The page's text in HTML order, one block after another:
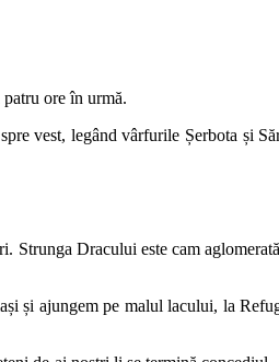
ore în urmă.
vest, legând vârfurile Șerbota și
Dracului este cam
și ajungem pe malul lacului, la